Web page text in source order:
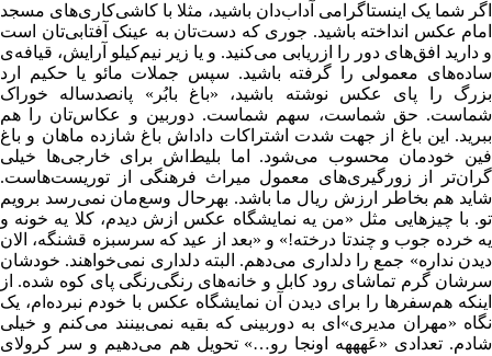
اگر شما یک اینستاگرامی آداب‌دان باشید، مثلا با کاشی‌کاری‌های مسجد
امام عکس انداخته باشید. جوری که دست‌تان به عینک آفتابی‌تان است
و دارید افق‌های دور را ازریابی می‌کنید. و یا زیر نیم‌کیلو آرایش، قیافه‌ی
ساده‌‌های معمولی را گرفته‌ باشید. سپس جملات مائو یا حکیم ارد
بزرگ را پای عکس نوشته باشید، «باغ بابُر» پانصدساله خوراک
شماست. حق شماست، سهم شماست. دوربین و عکاس‌تان را هم
ببرید. این باغ از جهت شدت اشتراکات داداش باغ‌ شازده ماهان و باغ
فین خودمان محسوب می‌شود. اما بلیط‌اش برای خارجی‌ها خیلی
گران‌تر از زورگیری‌های معمول میراث فرهنگی از توریست‌هاست.
شاید هم بخاطر ارزش ریال ما باشد. بهرحال وسع‌مان نمی‌رسد برویم
تو. با چیزهایی مثل «من یه نمایشگاه عکس ازش دیدم، کلا یه خونه و
یه خرده جوب و چندتا درخته!» و «بعد از عید که سرسبزه قشنگه، الان
دیدن نداره» جمع را دلداری می‌دهم. البته دلداری نمی‌خواهند. خودشان
سرشان گرم تماشای رود کابل و خانه‌های رنگی‌رنگی پای کوه شده. از
اینکه هم‌سفرها را برای دیدن آن نمایشگاه عکس با خودم نبرده‌ام، یک
نگاه «مهران مدیری»ای به دوربینی که بقیه نمی‌بینند می‌کنم و خیلی
شادم. تعدادی «عَهههه اونجا رو…» تحویل هم می‌دهیم و سر کرولای